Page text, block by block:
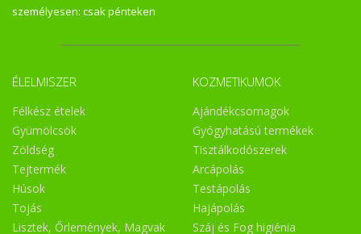
személyesen: csak pénteken
ÉLELMISZER
Félkész ételek
Gyümölcsök
Zöldség
Tejtermék
Húsok
Tojás
Lisztek, Őrlemények, Magvak
KOZMETIKUMOK
Ajándékcsomagok
Gyógyhatású termékek
Tisztálkodószerek
Arcápolás
Testápolás
Hajápolás
Száj és Fog higiénia